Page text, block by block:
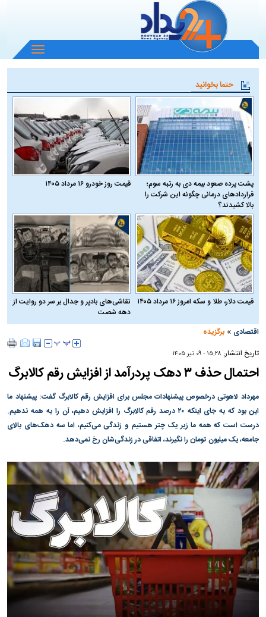
باز
و
منو
حتما بخوانید
پشت پرده صعود بیمه دی به رتبه سوم؛
قراردادهای درمانی چگونه این شرکت را
بالا کشیدند؟
قیمت روز خودرو ۱۶ مرداد ۱۴۰۵
قیمت دلار، طلا و سکه امروز ۱۶ مرداد ۱۴۰۵
نقاشی‌های بادپر و جدال بر سر دو روایت از
دهه شصت
اقتصادی »برگزیده
تاریخ انتشار: ۱۵:۲۸ - ۰۹ تير ۱۴۰۵
احتمال حذف ۳ دهک پردرآمد از افزایش رقم کالابرگ
مهرداد لاهوتی درخصوص پیشنهادات مجلس برای افزایش رقم کالابرگ گفت: پیشنهاد ما
این بود که به جای اینکه ۲۰ درصد رقم کالابرگ را افزایش دهیم، آن را به همه ندهیم.
درست است که همه ما زیر یک چتر هستیم و زندگی می‌کنیم، اما سه دهک‌های بالای
جامعه، یک میلیون تومان را نگیرند، اتفاقی در زندگی‌شان رخ نمی‌دهد.